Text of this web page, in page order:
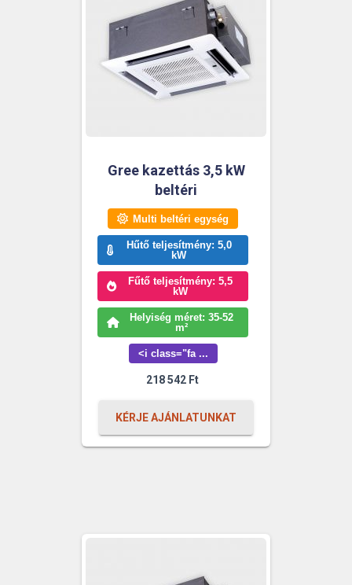
Gree kazettás 3,5 kW
beltéri
Multi beltéri egység
Hűtő teljesítmény: 5,0
kW
Fűtő teljesítmény: 5,5
kW
Helyiség méret: 35-52
m²
<i class="fa ...
218 542 Ft
KÉRJE AJÁNLATUNKAT